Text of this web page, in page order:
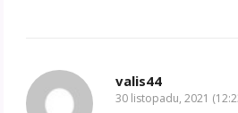
valis44
30 listopadu, 2021